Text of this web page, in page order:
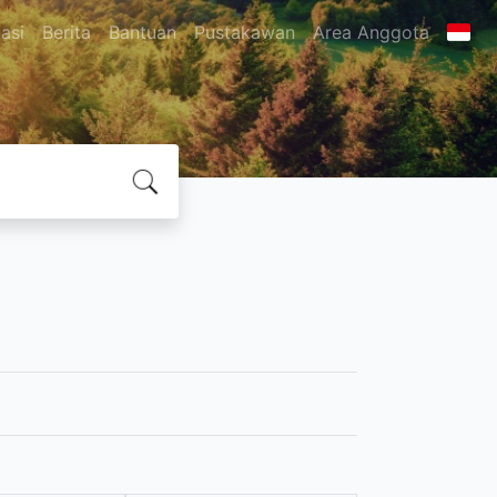
Berita Bantuan Pustakawan Area Anggota